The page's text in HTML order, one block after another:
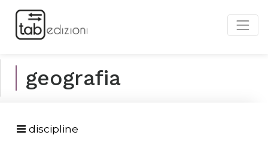
geografia
discipline